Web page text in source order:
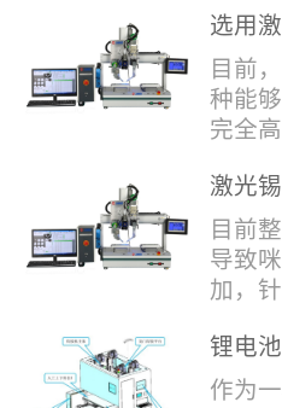
汽车
经理
人心
员工
出和
的感
在过
反两
焊接
点的
铁焊
会烫
铁头
多数
接，
性大
证。
选用
些方面
目前
种能
完全
来越
那么
面应
其一
动力
是锡
一环
激光
业的应
目前
导致
加，
统烙
宜，
锂电
锡机
作为